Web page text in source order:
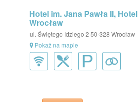
Hotel im. Jana Pawła II, Hotel
Wrocław
ul. Świętego Idziego 2 50-328 Wrocław
Pokaż na mapie